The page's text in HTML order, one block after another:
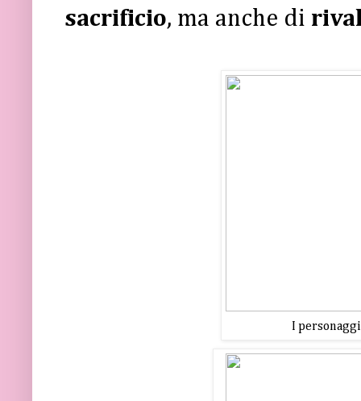
sacrificio, ma anche di
I